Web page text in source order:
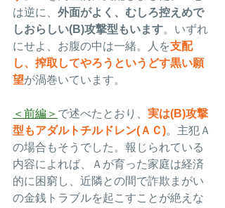
は逆に、 外面がよく、むしろ控えめで
しおらしい(B)攻撃型もいます。いずれ
にせよ、お腹の中は一緒。人を支配
し、搾取してやろうというどす黒い願
望が渦巻いています。
＜前編＞ で述べたとおり、 実は(B)攻撃
型もアダルトチルドレン(ＡＣ)。主犯Ａ
の場合もそうでした。報じられている
内容によれば、Ａが育った家庭は経済
的に困窮し、近隣との間で詐欺まがい
の金銭トラブルを起こすことが絶えな